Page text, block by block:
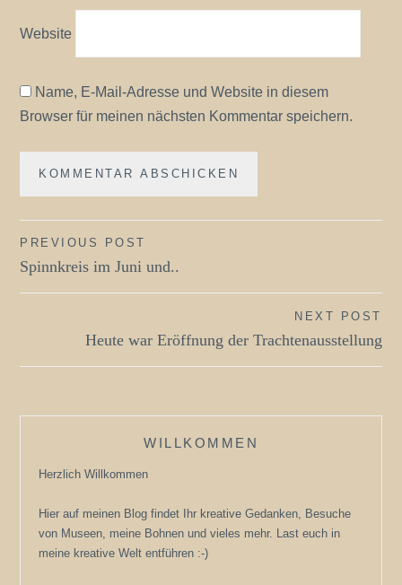
Website
Name, E-Mail-Adresse und Website in diesem
Browser für meinen nächsten Kommentar speichern.
Beitragsnavigation
PREVIOUS POST
Spinnkreis im Juni und..
NEXT POST
Heute war Eröffnung der Trachtenausstellung
WILLKOMMEN
Herzlich Willkommen
Hier auf meinen Blog findet Ihr kreative Gedanken, Besuche
von Museen, meine Bohnen und vieles mehr. Last euch in
meine kreative Welt entführen :-)